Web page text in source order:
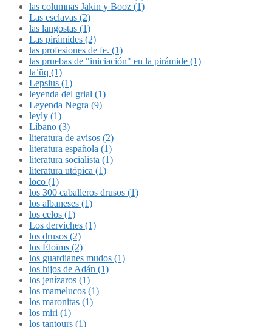
las columnas Jakin y Booz (1)
Las esclavas (2)
las langostas (1)
Las pirámides (2)
las profesiones de fe. (1)
las pruebas de "iniciación" en la pirámide (1)
laʿūq (1)
Lepsius (1)
leyenda del grial (1)
Leyenda Negra (9)
leyly (1)
Líbano (3)
literatura de avisos (2)
literatura española (1)
literatura socialista (1)
literatura utópica (1)
loco (1)
los 300 caballeros drusos (1)
los albaneses (1)
los celos (1)
Los derviches (1)
los drusos (2)
los Éloïms (2)
los guardianes mudos (1)
los hijos de Adán (1)
los jenízaros (1)
los mamelucos (1)
los maronitas (1)
los miri (1)
los tantours (1)